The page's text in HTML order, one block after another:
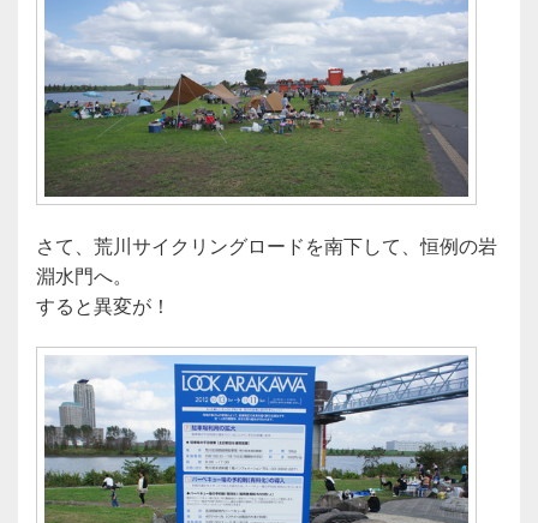
さて、荒川サイクリングロードを南下して、恒例の岩
淵水門へ。
すると異変が！